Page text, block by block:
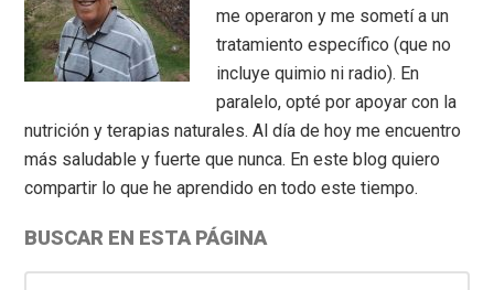
me operaron y me sometí a un
tratamiento específico (que no
incluye quimio ni radio). En
paralelo, opté por apoyar con la
nutrición y terapias naturales. Al día de hoy me encuentro
más saludable y fuerte que nunca. En este blog quiero
compartir lo que he aprendido en todo este tiempo.
BUSCAR EN ESTA PÁGINA